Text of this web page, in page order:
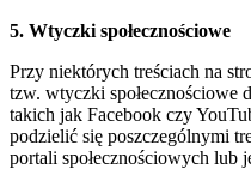
5. Wtyczki społecznościowe
Przy niektórych treściach na
tzw. wtyczki społecznościowe
takich jak Facebook czy
podzielić się poszczególnymi
portali społecznościowych lub